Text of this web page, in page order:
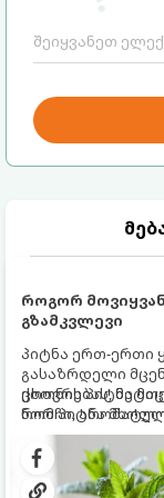
როგორ
გზამკვლევი
პიტნა ერთ-ერთი
გასაზრდელი
ცხოვრებას,
რომ პიტნა
გრუნტში
სწრაფად
ქოთნის პიტნა
ნორჩი,
კერძებისთვის.